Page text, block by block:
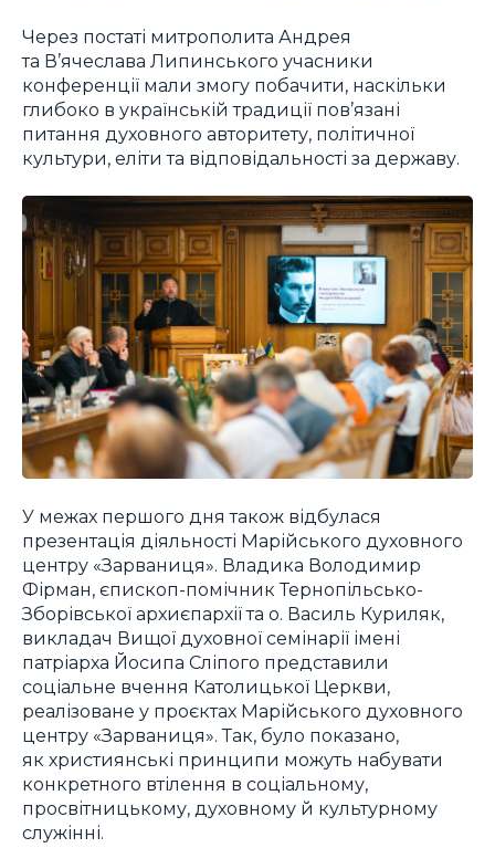
Через постаті митрополита Андрея
та В’ячеслава Липинського учасники
конференції мали змогу побачити, наскільки
глибоко в українській традиції пов’язані
питання духовного авторитету, політичної
культури, еліти та відповідальності за державу.
У межах першого дня також відбулася
презентація діяльності Марійського духовного
центру «Зарваниця». Владика Володимир
Фірман, єпископ-помічник Тернопільсько-
Зборівської архиєпархії та о. Василь Куриляк,
викладач Вищої духовної семінарії імені
патріарха Йосипа Сліпого представили
соціальне вчення Католицької Церкви,
реалізоване у проєктах Марійського духовного
центру «Зарваниця». Так, було показано,
як християнські принципи можуть набувати
конкретного втілення в соціальному,
просвітницькому, духовному й культурному
служінні.